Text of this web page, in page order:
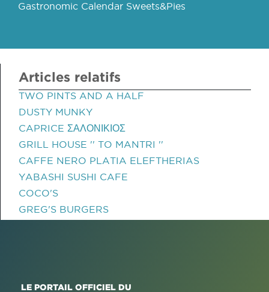
Gastronomic Calendar Sweets&Pies
Articles relatifs
TWO PINTS AND A HALF
DUSTY MUNKY
CAPRICE ΣΑΛΟΝΙΚΙΟΣ
GRILL HOUSE '' TO MANTRI ''
CAFFE NERO PLATIA ELEFTHERIAS
YABASHI SUSHI CAFE
COCO'S
GREG'S BURGERS
LE PORTAIL OFFICIEL DU